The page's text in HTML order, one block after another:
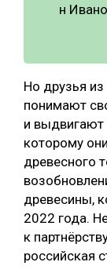
н
Но друзья
понимают
и выдвигают
которому
древесного
древесины,
2022 года.
к
российская